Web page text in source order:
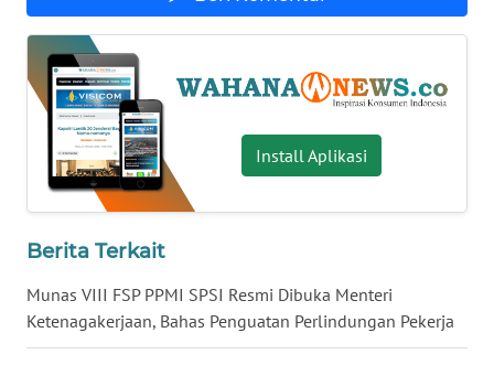
Install Aplikasi
Berita Terkait
Munas VIII FSP PPMI SPSI Resmi Dibuka Menteri
Ketenagakerjaan, Bahas Penguatan Perlindungan Pekerja
NUSANTARA
WN
JOGJA
WN
JATIM
BALI
WN